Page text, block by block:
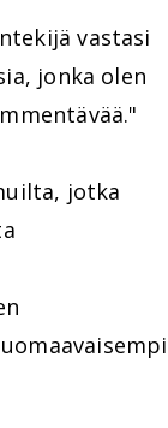
vastasi
jonka olen
jotka